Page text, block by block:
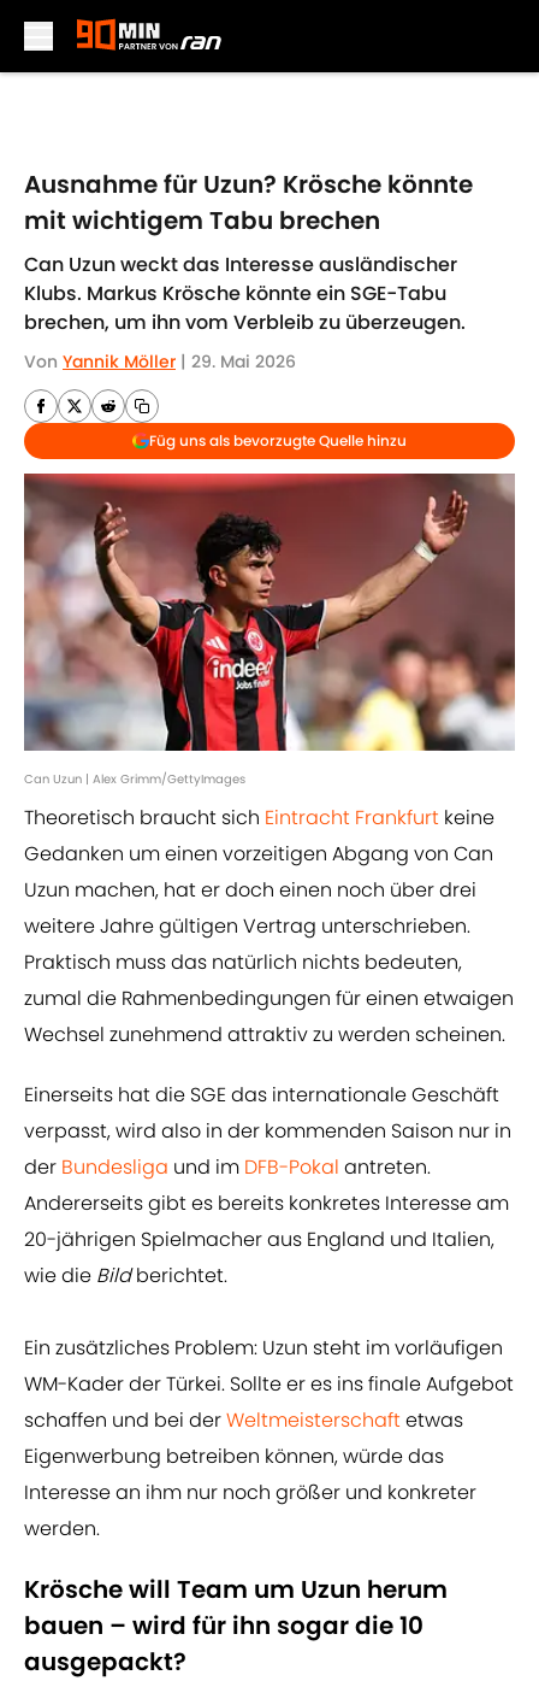
Ausnahme für Uzun? Krösche könnte
mit wichtigem Tabu brechen
Can Uzun weckt das Interesse ausländischer
Klubs. Markus Krösche könnte ein SGE-Tabu
brechen, um ihn vom Verbleib zu überzeugen.
Von Yannik Möller | 29. Mai 2026
Füg uns als bevorzugte Quelle hinzu
Can Uzun | Alex Grimm/GettyImages
Theoretisch braucht sich Eintracht Frankfurt keine
Gedanken um einen vorzeitigen Abgang von Can
Uzun machen, hat er doch einen noch über drei
weitere Jahre gültigen Vertrag unterschrieben.
Praktisch muss das natürlich nichts bedeuten,
zumal die Rahmenbedingungen für einen etwaigen
Wechsel zunehmend attraktiv zu werden scheinen.
Einerseits hat die SGE das internationale Geschäft
verpasst, wird also in der kommenden Saison nur in
der Bundesliga und im DFB-Pokal antreten.
Andererseits gibt es bereits konkretes Interesse am
20-jährigen Spielmacheraus England und Italien,
wie die Bildberichtet.
Ein zusätzliches Problem: Uzun steht im vorläufigen
WM-Kader der Türkei. Sollte er es ins finale Aufgebot
schaffen und bei derWeltmeisterschaftetwas
Eigenwerbung betreiben können, würde das
Interesse an ihm nur noch größer und konkreter
werden.
Krösche will Team um Uzun herum
bauen – wird für ihn sogar die 10
ausgepackt?